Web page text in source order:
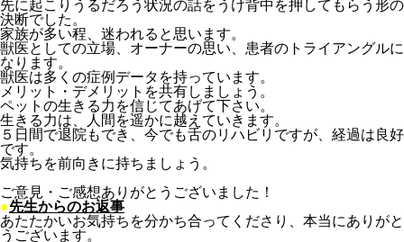
先に起こりうるだろう状況の話をうけ背中を押してもらう形の
決断でした。
家族が多い程、迷われると思います。
獣医としての立場、オーナーの思い、患者のトライアングルに
なります。
獣医は多くの症例データを持っています。
メリット・デメリットを共有しましょう。
ペットの生きる力を信じてあげて下さい。
生きる力は、人間を遥かに越えていきます。
５日間で退院もでき、今でも舌のリハビリですが、経過は良好
です。
気持ちを前向きに持ちましょう。
ご意見・ご感想ありがとうございました！
●先生からのお返事
あたたかいお気持ちを分かち合ってくださり、本当にありがと
うございます。